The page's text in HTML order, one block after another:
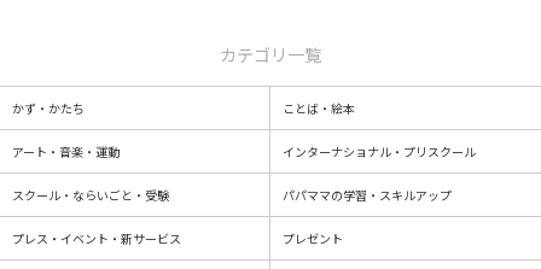
カテゴリ一覧
かず・かたち ことば・絵本
アート・音楽・運動 インターナショナル・プリスクール
スクール・ならいごと・受験 パパママの学習・スキルアップ
プレス・イベント・新サービス プレゼント